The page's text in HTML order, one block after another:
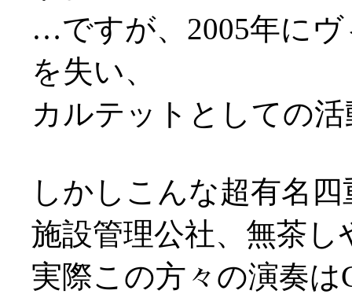
…ですが、2005年に
を失い、
カルテットとしての
しかしこんな超有名
施設管理公社、無茶
実際この方々の演奏